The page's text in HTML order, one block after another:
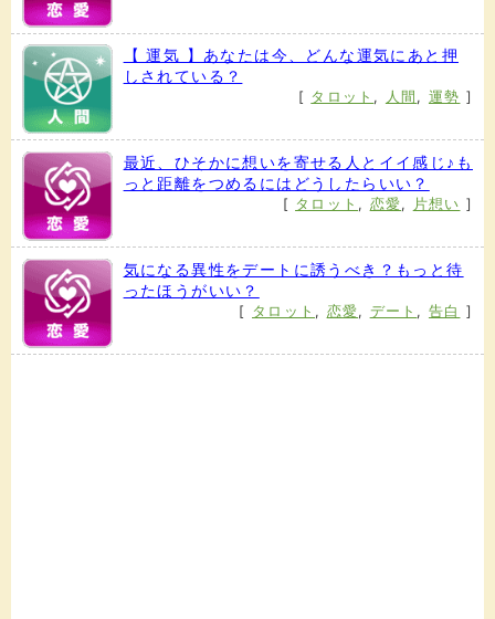
【 運気 】あなたは今、どんな運気にあと押
しされている？
[ タロット , 人間 , 運勢 ]
最近、ひそかに想いを寄せる人とイイ感じ♪も
っと距離をつめるにはどうしたらいい？
[ タロット , 恋愛, 片想い ]
気になる異性をデートに誘うべき？もっと待
ったほうがいい？
[ タロット , 恋愛, デート , 告白 ]